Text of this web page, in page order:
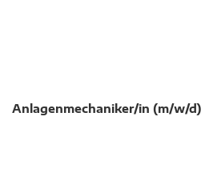
Anlagenmechaniker/in (m/w/d)